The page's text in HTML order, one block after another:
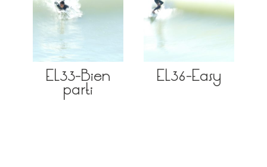
EL33-Bien
parti
EL36-Easy